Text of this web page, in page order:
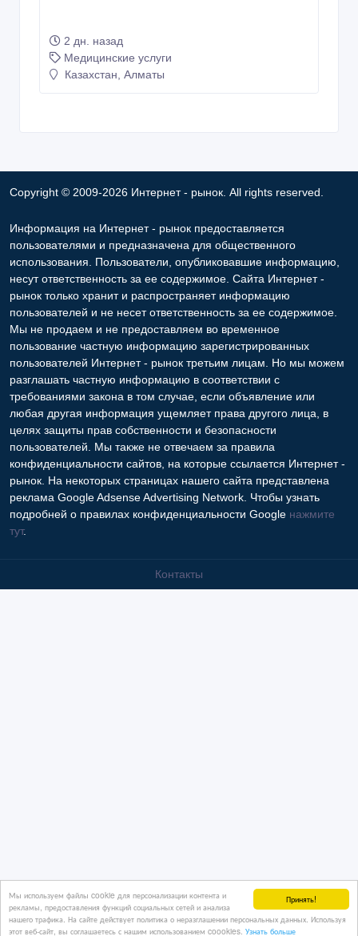
Принять!
Мы используем файлы cookie для персонализации контента и
рекламы, предоставления функций социальных сетей и анализа
нашего трафика. На сайте действует политика о неразглашении персональных данных. Используя
этот веб-сайт, вы соглашаетесь с нашим использованием coookies. Узнать больше
2 дн. назад
Медицинские услуги
Казахстан, Алматы
Copyright © 2009-2026 Интернет - рынок. All rights reserved.
Информация на Интернет - рынок предоставляется
пользователями и предназначена для общественного
использования. Пользователи, опубликовавшие информацию,
несут ответственность за ее содержимое. Сайта Интернет -
рынок только хранит и распространяет информацию
пользователей и не несет ответственность за ее содержимое.
Мы не продаем и не предоставляем во временное
пользование частную информацию зарегистрированных
пользователей Интернет - рынок третьим лицам. Но мы можем
разглашать частную информацию в соответствии с
требованиями закона в том случае, если объявление или
любая другая информация ущемляет права другого лица, в
целях защиты прав собственности и безопасности
пользователей. Мы также не отвечаем за правила
конфиденциальности сайтов, на которые ссылается Интернет -
рынок. На некоторых страницах нашего сайта представлена
реклама Google Adsense Advertising Network. Чтобы узнать
подробней о правилах конфиденциальности Google нажмите
тут.
Контакты